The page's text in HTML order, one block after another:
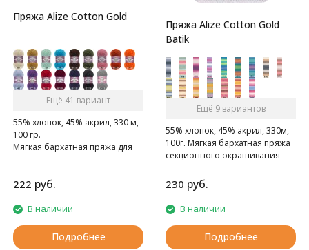
Пряжа Alize Cotton Gold
Ещё 41 вариант
55% хлопок, 45% акрил, 330 м,
100 гр.
Мягкая бархатная пряжа для
222 руб.
В наличии
Подробнее
Пряжа Alize Cotton Gold
Batik
Ещё 9 вариантов
55% хлопок, 45% акрил, 330м,
100г. Мягкая бархатная пряжа
секционного окрашивания
230 руб.
В наличии
Подробнее